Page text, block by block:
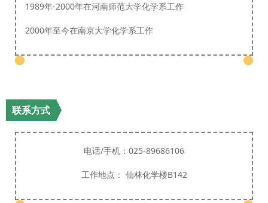
1989年-2000年在河南师范大学化学系工作
2000年至今在南京大学化学系工作
联系方式
电话/手机：025-89686106
工作地点： 仙林化学楼B142